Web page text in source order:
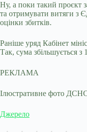
Ну, а поки такий проєкт
та отримувати витяги з
оцінки збитків.
Раніше уряд Кабінет
Так, сума збільшується з
РЕКЛАМА
Ілюстративне фото
Джерело